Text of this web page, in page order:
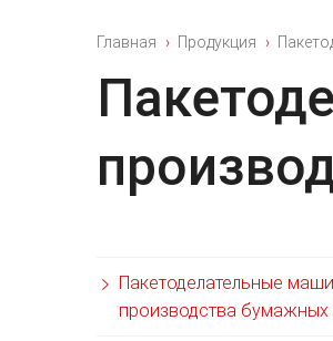
Главная Продукция
Пакетоделательные
производства бумажных